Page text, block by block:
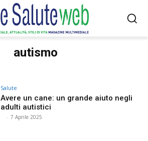
autismo
Salute
Avere un cane: un grande aiuto negli
adulti autistici
- 7 Aprile 2025